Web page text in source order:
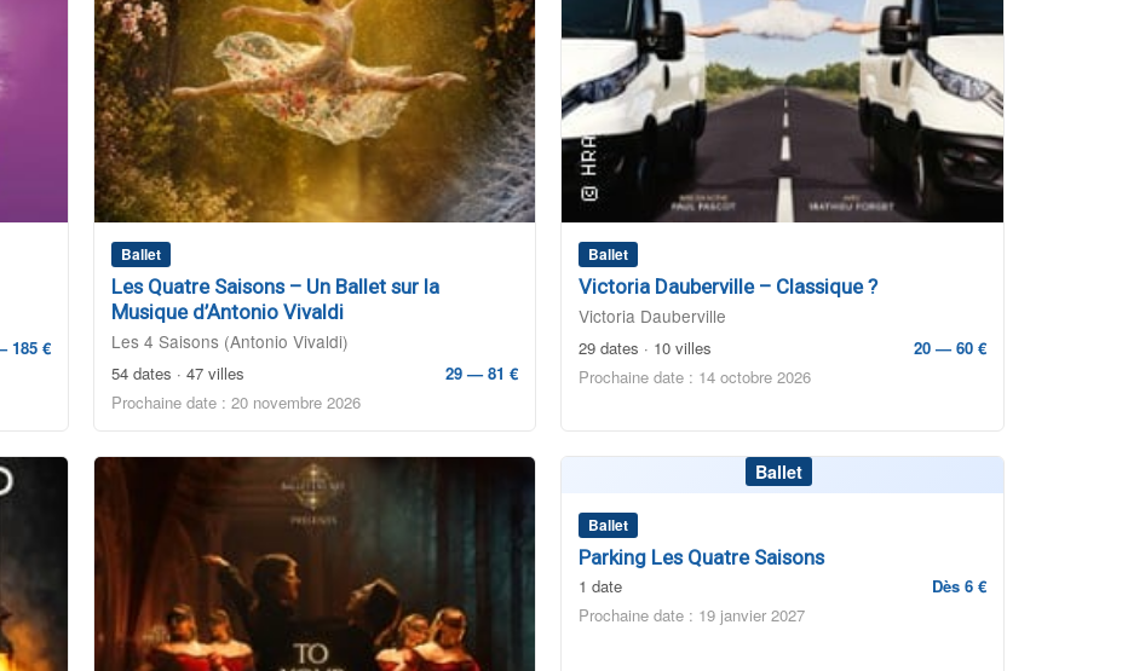
185 €
Ballet
Les Quatre Saisons – Un Ballet sur la
Musique d’Antonio Vivaldi
Les 4 Saisons (Antonio Vivaldi)
54 dates · 47 villes
29 — 81 €
Prochaine date : 20 novembre 2026
Ballet
Victoria Dauberville – Classique ?
Victoria Dauberville
29 dates · 10 villes
20 — 60 €
Prochaine date : 14 octobre 2026
Ballet
Ballet
Parking Les Quatre Saisons
1 date
Dès 6 €
Prochaine date : 19 janvier 2027